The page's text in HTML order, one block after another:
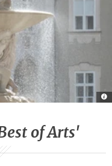
of Arts'